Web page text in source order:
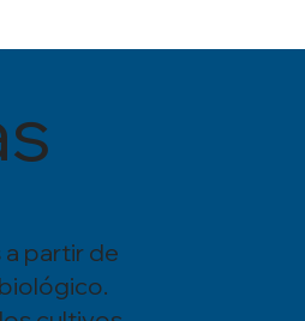
partir de